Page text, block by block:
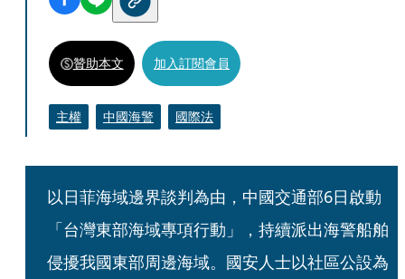
贊助本文 加入訂閱會員
主權 中國海警 國際法
以日菲海域邊界談判為由，中國交通部6日啟動
「台灣東部海域專項行動」，持續派出海警船舶
侵擾我國東部周邊海域。國安人士以社區公設為